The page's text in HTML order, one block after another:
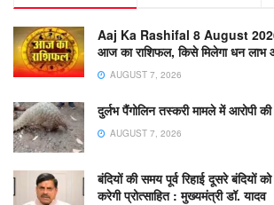
Aaj Ka Rashifal 8 August
आज का राशिफल, किसे मिलेगा धन लाभ
AUGUST 7, 2026
दुर्लभ पैंगोलिन तस्करी मामले में आरोपी
AUGUST 7, 2026
बंदियों की समय पूर्व रिहाई दूसरे
करेगी प्रोत्साहित : मुख्यमंत्री डॉ. यादव